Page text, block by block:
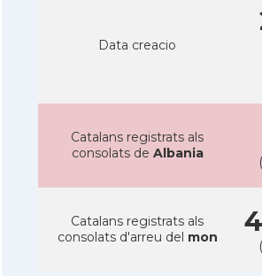
Data creacio
Catalans registrats als
consolats de Albania
Catalans registrats als
consolats d'arreu del mon